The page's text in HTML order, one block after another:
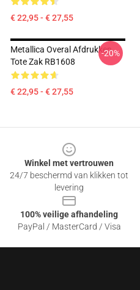
€ 22,95 - € 27,55
Metallica Overal Afdrukken
Tote Zak RB1608
€ 22,95 - € 27,55
-20%
Winkel met vertrouwen
24/7 beschermd van klikken tot
levering
100% veilige afhandeling
PayPal / MasterCard / Visa